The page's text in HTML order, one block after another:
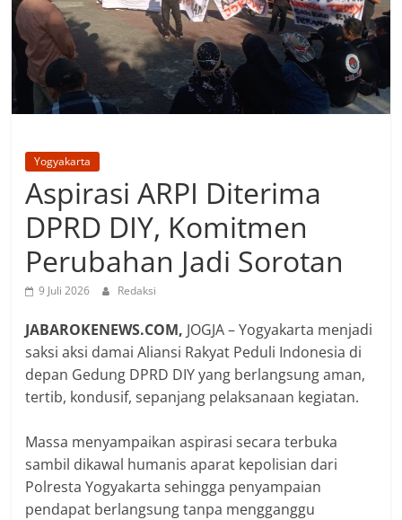
Yogyakarta
Aspirasi ARPI Diterima
DPRD DIY, Komitmen
Perubahan Jadi Sorotan
9 Juli 2026 Redaksi
JABAROKENEWS.COM, ‎JOGJA – Yogyakarta menjadi
saksi aksi damai Aliansi Rakyat Peduli Indonesia di
depan Gedung DPRD DIY yang berlangsung aman,
tertib, kondusif, sepanjang pelaksanaan kegiatan.
Massa menyampaikan aspirasi secara terbuka
sambil dikawal humanis aparat kepolisian dari
Polresta Yogyakarta sehingga penyampaian
pendapat berlangsung tanpa mengganggu